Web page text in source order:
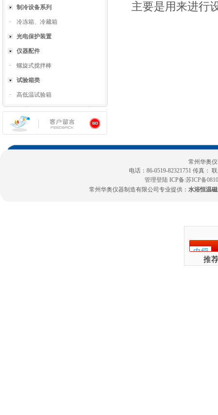
制冷设备系列
· 冷冻箱、冷藏箱
光电保护装置
仪器配件
· 螺旋式搅拌棒
试验箱类
· 高低温试验箱
主要是用来进行
常州华奥
电话：86-0519-82321751 传真：
管理登陆 ICP备:苏ICP备
常州华奥仪器制造有限公司专业提供： 水浴恒温
推